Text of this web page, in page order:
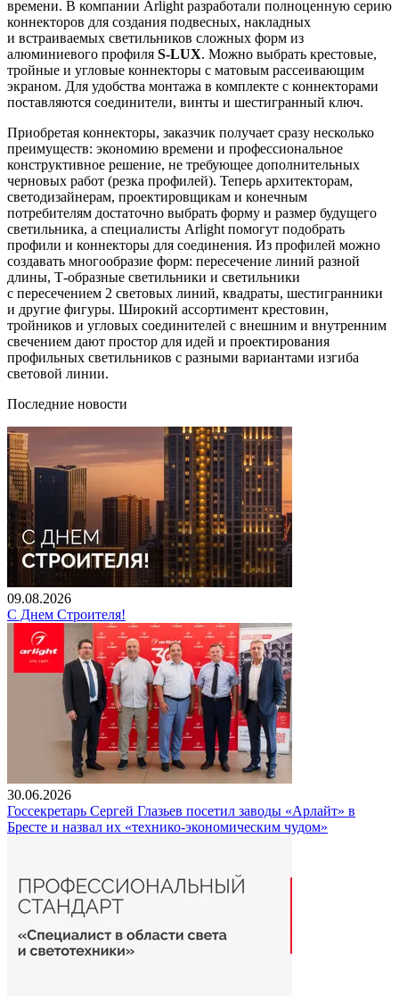
времени. В компании Arlight разработали полноценную серию
коннекторов для создания подвесных, накладных
и встраиваемых светильников сложных форм из
алюминиевого профиля S-LUX. Можно выбрать крестовые,
тройные и угловые коннекторы с матовым рассеивающим
экраном. Для удобства монтажа в комплекте с коннекторами
поставляются соединители, винты и шестигранный ключ.
Приобретая коннекторы, заказчик получает сразу несколько
преимуществ: экономию времени и профессиональное
конструктивное решение, не требующее дополнительных
черновых работ (резка профилей). Теперь архитекторам,
светодизайнерам, проектировщикам и конечным
потребителям достаточно выбрать форму и размер будущего
светильника, а специалисты Arlight помогут подобрать
профили и коннекторы для соединения. Из профилей можно
создавать многообразие форм: пересечение линий разной
длины, Т-образные светильники и светильники
c пересечением 2 световых линий, квадраты, шестигранники
и другие фигуры. Широкий ассортимент крестовин,
тройников и угловых соединителей с внешним и внутренним
свечением дают простор для идей и проектирования
профильных светильников с разными вариантами изгиба
световой линии.
Последние новости
09.08.2026
С Днем Строителя!
30.06.2026
Госсекретарь Сергей Глазьев посетил заводы «Арлайт» в
Бресте и назвал их «технико-экономическим чудом»